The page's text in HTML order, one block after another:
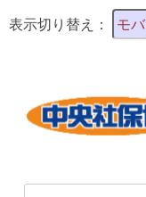
表示切り替え： モ
検